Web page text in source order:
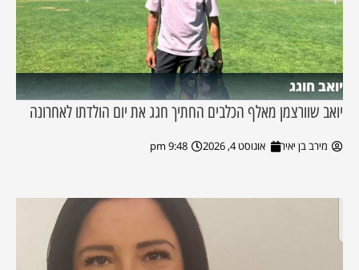
יואב חוגג
יואב שוורצמן מאלף הכלבים החתיך חגג את יום הולדתו לאחרונה
מירב בן יאיר אוגוסט 4, 2026 9:48 pm